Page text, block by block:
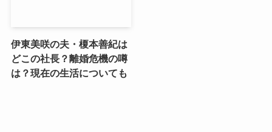
伊東美咲の夫・榎本善紀は
どこの社長？離婚危機の噂
は？現在の生活についても